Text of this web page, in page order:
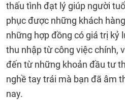
thấu tình đạt lý giúp người
phục được những khách
những hợp đồng có giá trị kỷ
thu nhập từ công việc chính,
đến từ những khoản đầu tư
nghề tay trái mà bạn đã âm
nay.